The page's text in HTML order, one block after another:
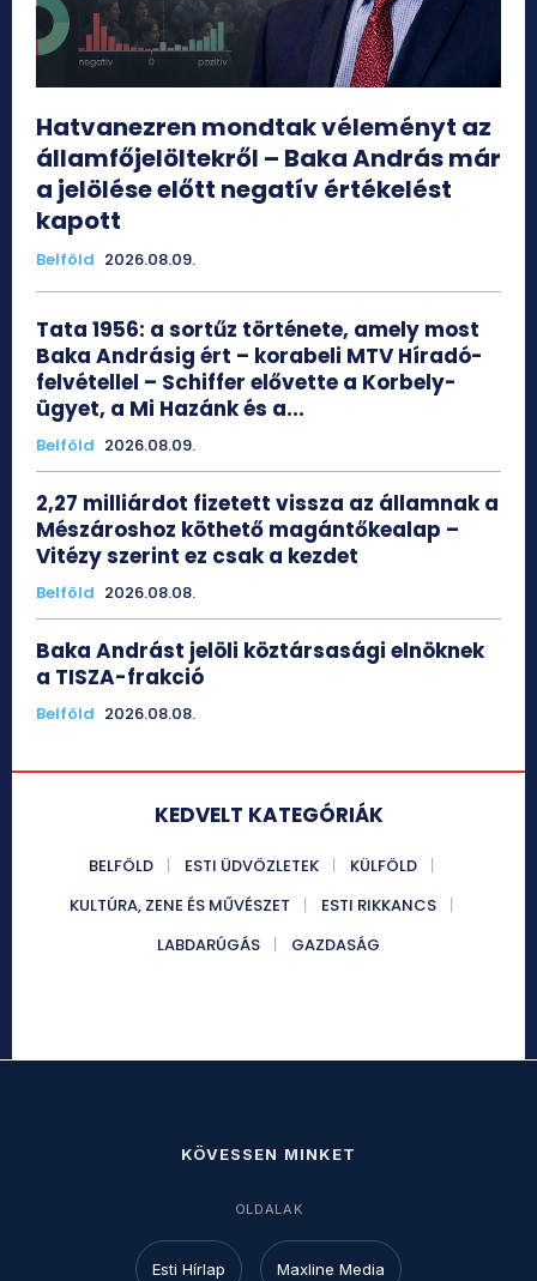
Hatvanezren mondtak véleményt az
államfőjelöltekről – Baka András már
a jelölése előtt negatív értékelést
kapott
Belföld 2026.08.09.
Tata 1956: a sortűz története, amely most
Baka Andrásig ért – korabeli MTV Híradó-
felvétellel – Schiffer elővette a Korbely-
ügyet, a Mi Hazánk és a...
Belföld 2026.08.09.
2,27 milliárdot fizetett vissza az államnak a
Mészároshoz köthető magántőkealap –
Vitézy szerint ez csak a kezdet
Belföld 2026.08.08.
Baka Andrást jelöli köztársasági elnöknek
a TISZA-frakció
Belföld 2026.08.08.
KEDVELT KATEGÓRIÁK
BELFÖLD ESTI ÜDVÖZLETEK
KÜLFÖLD
KULTÚRA, ZENE ÉS MŰVÉSZET
ESTI RIKKANCS
LABDARÚGÁS
GAZDASÁG
KÖVESSEN MINKET
OLDALAK
Esti Hírlap Maxline Media